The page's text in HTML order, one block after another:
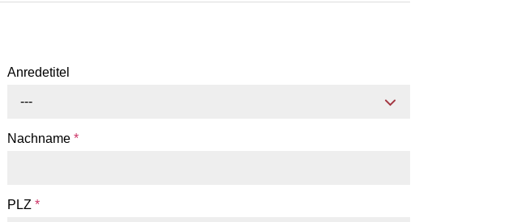
Anredetitel
---
Nachname *
PLZ *